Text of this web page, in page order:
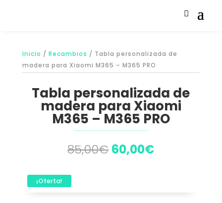
Inicio / Recambios / Tabla personalizada de
madera para Xiaomi M365 – M365 PRO
Tabla personalizada de
madera para Xiaomi
M365 – M365 PRO
85,00€El
precio
60,00€El
¡Oferta!